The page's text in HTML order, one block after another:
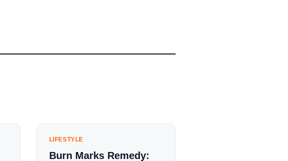
LIFESTYLE
Burn Marks Remedy: